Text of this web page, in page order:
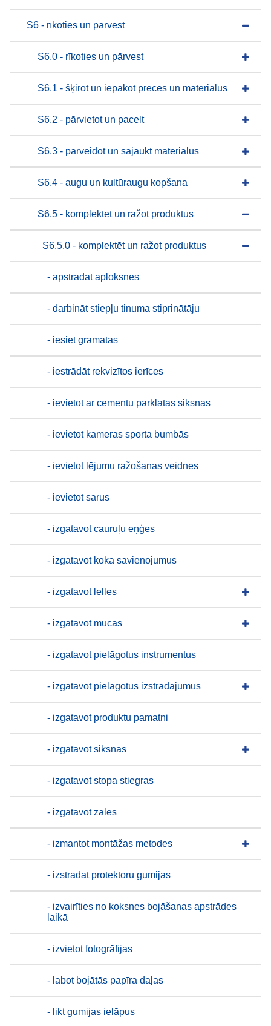
S6 - rīkoties un pārvest
S6.0 - rīkoties un pārvest
S6.1 - šķirot un iepakot preces un materiālus
S6.2 - pārvietot un pacelt
S6.3 - pārveidot un sajaukt materiālus
S6.4 - augu un kultūraugu kopšana
S6.5 - komplektēt un ražot produktus
S6.5.0 - komplektēt un ražot produktus
- apstrādāt aploksnes
- darbināt stiepļu tinuma stiprinātāju
- iesiet grāmatas
- iestrādāt rekvizītos ierīces
- ievietot ar cementu pārklātās siksnas
- ievietot kameras sporta bumbās
- ievietot lējumu ražošanas veidnes
- ievietot sarus
- izgatavot cauruļu eņģes
- izgatavot koka savienojumus
- izgatavot lelles
- izgatavot mucas
- izgatavot pielāgotus instrumentus
- izgatavot pielāgotus izstrādājumus
- izgatavot produktu pamatni
- izgatavot siksnas
- izgatavot stopa stiegras
- izgatavot zāles
- izmantot montāžas metodes
- izstrādāt protektoru gumijas
- izvairīties no koksnes bojāšanas apstrādes
laikā
- izvietot fotogrāfijas
- labot bojātās papīra daļas
- likt gumijas ielāpus